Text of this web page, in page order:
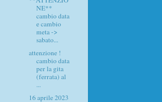
NE**
cambio data
e cambio
meta ->
sabato...
attenzione !
cambio data
per la gita
(ferrata) al
...
16 aprile 2023